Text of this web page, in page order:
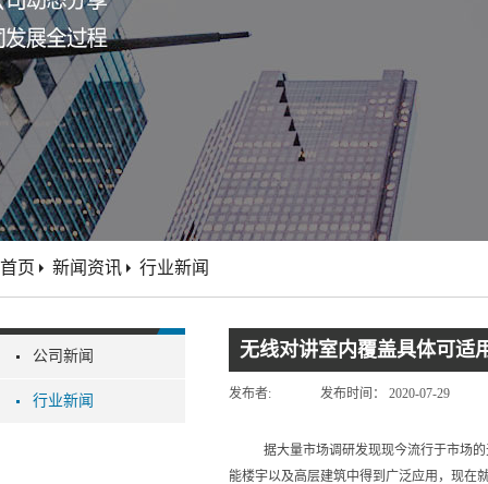
公司新闻
行业新闻
首页 新闻资讯 行业新闻
无线对讲室内覆盖具体可适
发布者: 发布时间： 2020-07-29
据大量市场调研发现现今流行于市场
能楼宇以及高层建筑中得到广泛应用，现在